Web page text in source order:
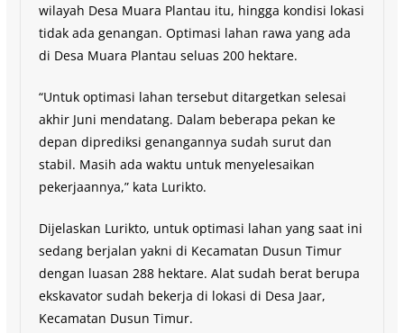
wilayah Desa Muara Plantau itu, hingga kondisi lokasi
tidak ada genangan. Optimasi lahan rawa yang ada
di Desa Muara Plantau seluas 200 hektare.
“Untuk optimasi lahan tersebut ditargetkan selesai
akhir Juni mendatang. Dalam beberapa pekan ke
depan diprediksi genangannya sudah surut dan
stabil. Masih ada waktu untuk menyelesaikan
pekerjaannya,” kata Lurikto.
Dijelaskan Lurikto, untuk optimasi lahan yang saat ini
sedang berjalan yakni di Kecamatan Dusun Timur
dengan luasan 288 hektare. Alat sudah berat berupa
ekskavator sudah bekerja di lokasi di Desa Jaar,
Kecamatan Dusun Timur.